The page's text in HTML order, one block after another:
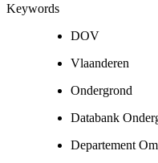
Keywords
DOV
Vlaanderen
Ondergrond
Databank
Departement